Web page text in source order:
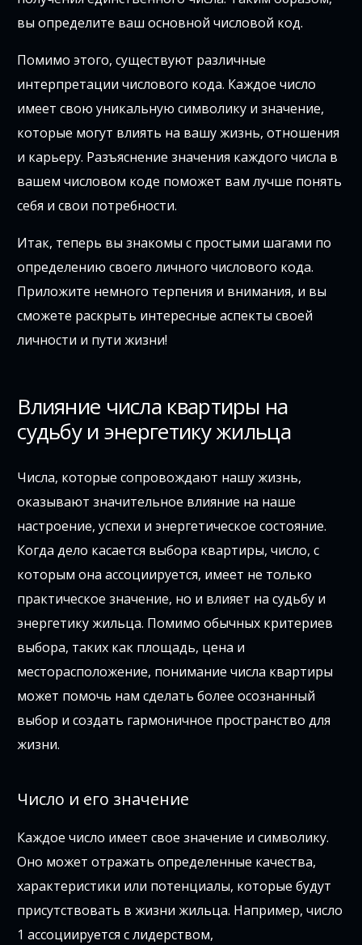
вы определите ваш основной числовой код.
Помимо этого, существуют различные
интерпретации числового кода. Каждое число
имеет свою уникальную символику и значение,
которые могут влиять на вашу жизнь, отношения
и карьеру. Разъяснение значения каждого числа в
вашем числовом коде поможет вам лучше понять
себя и свои потребности.
Итак, теперь вы знакомы с простыми шагами по
определению своего личного числового кода.
Приложите немного терпения и внимания, и вы
сможете раскрыть интересные аспекты своей
личности и пути жизни!
Влияние числа квартиры на
судьбу и энергетику жильца
Числа, которые сопровождают нашу жизнь,
оказывают значительное влияние на наше
настроение, успехи и энергетическое состояние.
Когда дело касается выбора квартиры, число, с
которым она ассоциируется, имеет не только
практическое значение, но и влияет на судьбу и
энергетику жильца. Помимо обычных критериев
выбора, таких как площадь, цена и
месторасположение, понимание числа квартиры
может помочь нам сделать более осознанный
выбор и создать гармоничное пространство для
жизни.
Число и его значение
Каждое число имеет свое значение и символику.
Оно может отражать определенные качества,
характеристики или потенциалы, которые будут
присутствовать в жизни жильца. Например, число
1 ассоциируется с лидерством,